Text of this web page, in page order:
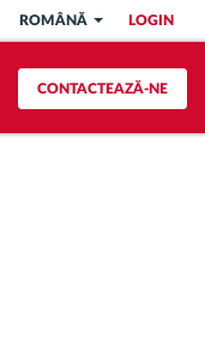
LOGIN
ROMÂNĂ
CONTACTEAZĂ-NE